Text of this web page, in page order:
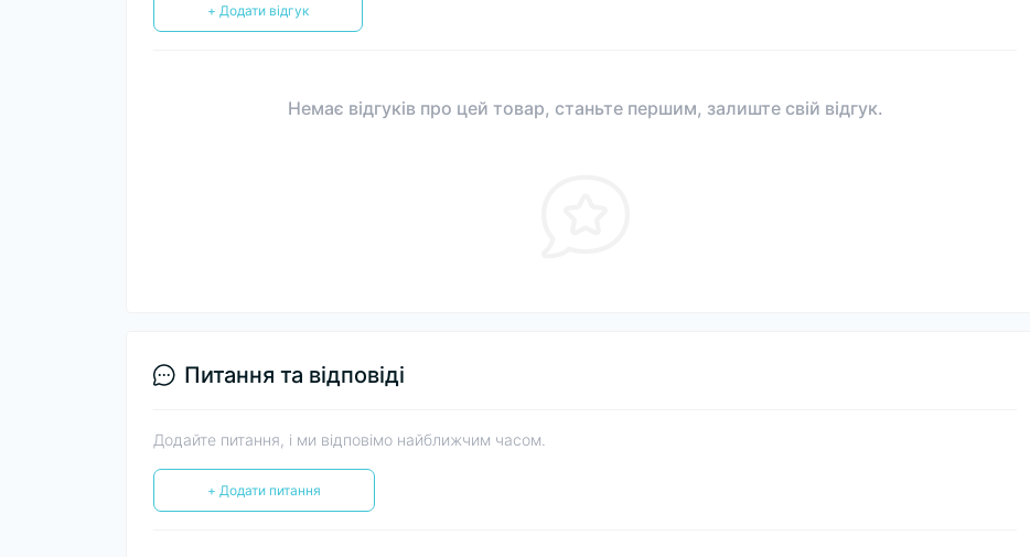
+ Додати відгук
Немає відгуків про цей товар, станьте першим, залиште свій відгук.
Питання та відповіді
Додайте питання, і ми відповімо найближчим часом.
+ Додати питання